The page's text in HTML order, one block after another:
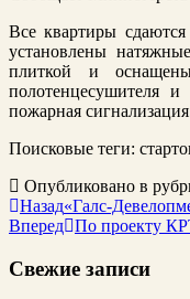
Все квартиры
установлены
плиткой и оснащены
полотенцесушителя
пожарная
Поисковые теги:
Опубликовано в
Назад«Галс-
Вперед По проекту
Свежие записи